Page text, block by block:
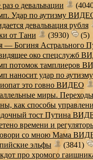
о девальвации
Удар по аутизму
девальвация рубля
от Тани
(3930)
(5)
— Богиня Астрального
око спецслужб
потомок тамплиеров
наносит удар по аутизму
это говно ВИДЕО
миры.
как способы
тост Путина
времени и
со мною Мама
эльфы
(3841)
про хромого